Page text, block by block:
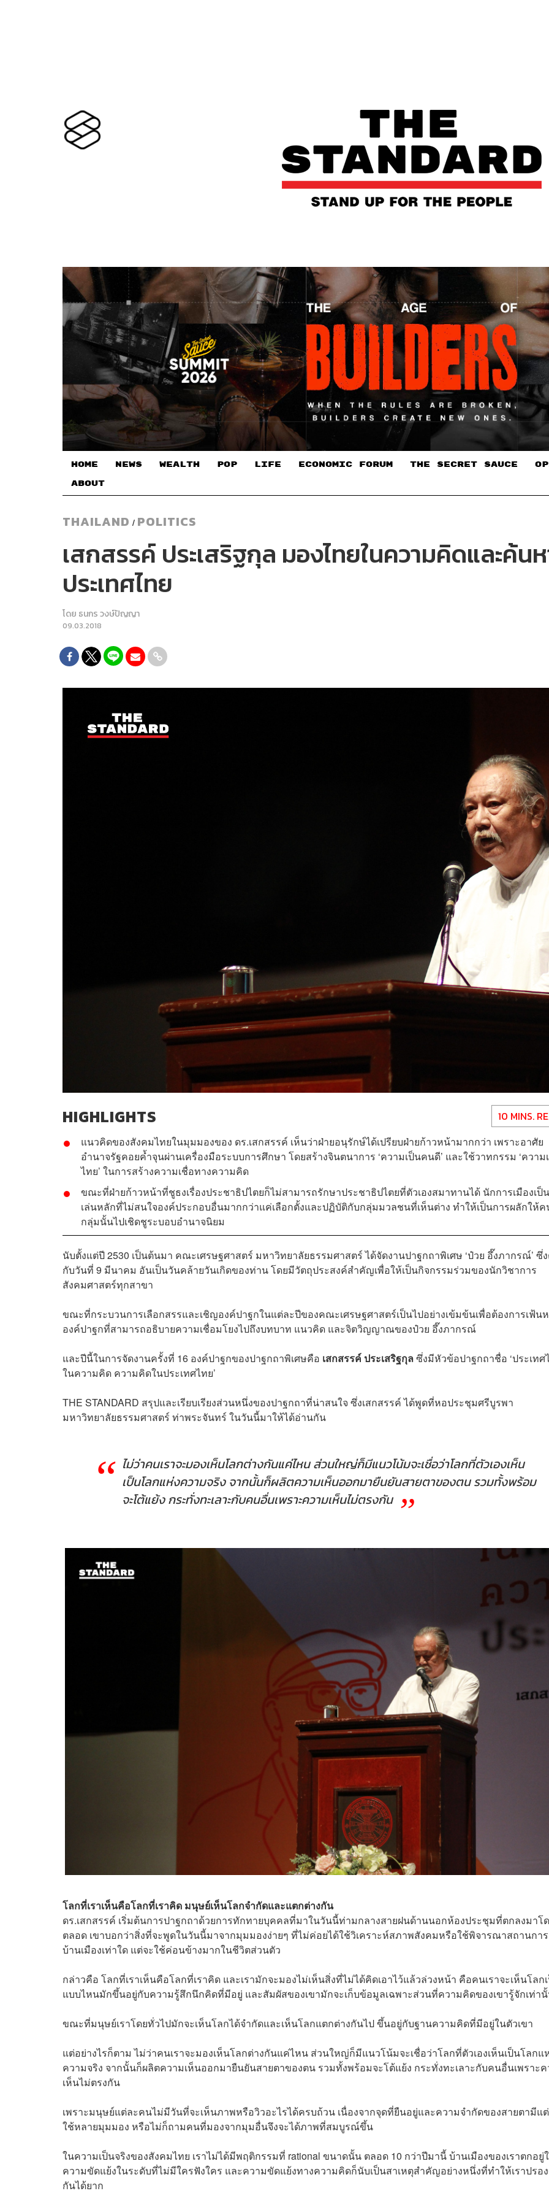
HOME NEWS WEALTH POP LIFE ECONOMIC FORUM THE SECRET SAUCE​
ABOUT
THAILAND / POLITICS
เสกสรรค์ ประเสริฐกุล มองไทยในความคิดและค้น
ประเทศไทย
โดย ธนกร วงษ์ปัญญา
09.03.2018
HIGHLIGHTS 10 MINS.
แนวคิดของสังคมไทยในมุมมองของ ดร.เสกสรรค์ เห็นว่าฝ่ายอนุรักษ์ได้เปรียบฝ่ายก้าวหน้ามากกว่า เพราะอาศัย
อำนาจรัฐคอยค้ำจุนผ่านเครื่องมือระบบการศึกษา โดยสร้างจินตนาการ ‘ความเป็นคนดี’ และใช้วาทกรรม ‘ความ
ไทย’ ในการสร้างความเชื่อทางความคิด
ขณะที่ฝ่ายก้าวหน้าที่ชูธงเรื่องประชาธิปไตยก็ไม่สามารถรักษาประชาธิปไตยที่ตัวเองสมาทานได้ นักการเมืองเป็
เล่นหลักที่ไม่สนใจองค์ประกอบอื่นมากกว่าแค่เลือกตั้งและปฏิบัติกับกลุ่มมวลชนที่เห็นต่าง ทำให้เป็นการผลักให้
กลุ่มนั้นไปเชิดชูระบอบอำนาจนิยม
นับตั้งแต่ปี 2530 เป็นต้นมา คณะเศรษฐศาสตร์ มหาวิทยาลัยธรรมศาสตร์ ได้จัดงานปาฐกถาพิเศษ ‘ป๋วย อึ๊งภากรณ์’ ซึ่
กับวันที่ 9 มีนาคม อันเป็นวันคล้ายวันเกิดของท่าน โดยมีวัตถุประสงค์สำคัญเพื่อให้เป็นกิจกรรมร่วมของนักวิชาการ
สังคมศาสตร์ทุกสาขา
ขณะที่กระบวนการเลือกสรรและเชิญองค์ปาฐกในแต่ละปีของคณะเศรษฐศาสตร์เป็นไปอย่างเข้มข้นเพื่อต้องการเฟ้น
องค์ปาฐกที่สามารถอธิบายความเชื่อมโยงไปถึงบทบาท แนวคิด และจิตวิญญาณของป๋วย อึ๊งภากรณ์
และปีนี้ในการจัดงานครั้งที่ 16 องค์ปาฐกของปาฐกถาพิเศษคือ เสกสรรค์ ประเสริฐกุลซึ่งมีหัวข้อปาฐกถาชื่อ ‘ประเทศ
ในความคิด ความคิดในประเทศไทย’
THE STANDARD สรุปและเรียบเรียงส่วนหนึ่งของปาฐกถาที่น่าสนใจ ซึ่งเสกสรรค์ ได้พูดที่หอประชุมศรีบูรพา
มหาวิทยาลัยธรรมศาสตร์ ท่าพระจันทร์ ในวันนี้มาให้ได้อ่านกัน
ไม่ว่าคนเราจะมองเห็นโลกต่างกันแค่ไหน ส่วนใหญ่ก็มีแนวโน้มจะเชื่อว่าโลกที่ตัวเองเห็น
เป็นโลกแห่งความจริง จากนั้นก็ผลิตความเห็นออกมายืนยันสายตาของตน รวมทั้งพร้อม
จะโต้แย้ง กระทั่งทะเลาะกับคนอื่นเพราะความเห็นไม่ตรงกัน
โลกที่เราเห็นคือโลกที่เราคิด มนุษย์เห็นโลกจำกัดและแตกต่างกัน
ดร.เสกสรรค์ เริ่มต้นการปาฐกถาด้วยการทักทายบุคคลที่มาในวันนี้ท่ามกลางสายฝนด้านนอกห้องประชุมที่ตกลงมาโ
ตลอด เขาบอกว่าสิ่งที่จะพูดในวันนี้มาจากมุมมองง่ายๆ ที่ไม่ค่อยได้ใช้วิเคราะห์สภาพสังคมหรือใช้พิจารณาสถานกา
บ้านเมืองเท่าใด แต่จะใช้ค่อนข้างมากในชีวิตส่วนตัว
กล่าวคือ โลกที่เราเห็นคือโลกที่เราคิด และเรามักจะมองไม่เห็นสิ่งที่ไม่ได้คิดเอาไว้แล้วล่วงหน้า คือคนเราจะเห็นโลก
แบบไหนมักขึ้นอยู่กับความรู้สึกนึกคิดที่มีอยู่ และสัมผัสของเขามักจะเก็บข้อมูลเฉพาะส่วนที่ความคิดของเขารู้จักเท่า
ขณะที่มนุษย์เราโดยทั่วไปมักจะเห็นโลกได้จำกัดและเห็นโลกแตกต่างกันไป ขึ้นอยู่กับฐานความคิดที่มีอยู่ในตัวเขา
แต่อย่างไรก็ตาม ไม่ว่าคนเราจะมองเห็นโลกต่างกันแค่ไหน ส่วนใหญ่ก็มีแนวโน้มจะเชื่อว่าโลกที่ตัวเองเห็นเป็นโลกแ
ความจริง จากนั้นก็ผลิตความเห็นออกมายืนยันสายตาของตน รวมทั้งพร้อมจะโต้แย้ง กระทั่งทะเลาะกับคนอื่นเพราะค
เห็นไม่ตรงกัน
เพราะมนุษย์แต่ละคนไม่มีวันที่จะเห็นภาพหรือวิวอะไรได้ครบถ้วน เนื่องจากจุดที่ยืนอยู่และความจำกัดของสายตามีแ
ใช้หลายมุมมอง หรือไม่ก็ถามคนที่มองจากมุมอื่นจึงจะได้ภาพที่สมบูรณ์ขึ้น
ในความเป็นจริงของสังคมไทย เราไม่ได้มีพฤติกรรมที่ rational ขนาดนั้น ตลอด 10 กว่าปีมานี้ บ้านเมืองของเราตกอยู่
ความขัดแย้งในระดับที่ไม่มีใครฟังใคร และความขัดแย้งทางความคิดก็นับเป็นสาเหตุสำคัญอย่างหนึ่งที่ทำให้เราปรอ
กันได้ยาก